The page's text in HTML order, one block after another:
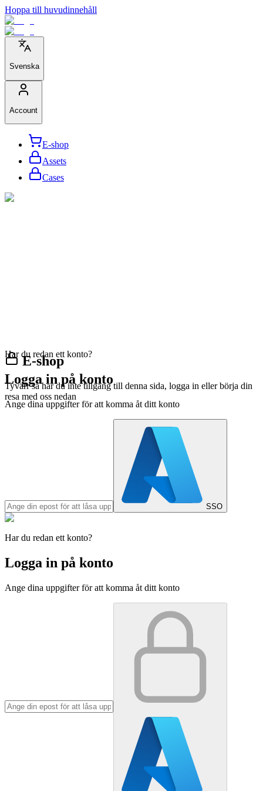
Hoppa till huvudinnehåll
Svenska
Account
E-shop
Assets
Cases
E-shop
Tyvärr så har du inte tillgång till denna sida, logga in eller börja din
resa med oss nedan
Har du redan ett konto?
Logga in på konto
Ange dina uppgifter för att komma åt ditt konto
SSO
Har du redan ett konto?
Logga in på konto
Ange dina uppgifter för att komma åt ditt konto